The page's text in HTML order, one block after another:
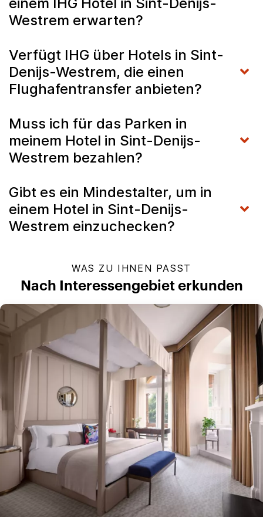
Westrem erwarten?
Verfügt IHG über Hotels in Sint-
Denijs-Westrem, die einen
Flughafentransfer anbieten?
Muss ich für das Parken in
meinem Hotel in Sint-Denijs-
Westrem bezahlen?
Gibt es ein Mindestalter, um in
einem Hotel in Sint-Denijs-
Westrem einzuchecken?
WAS ZU IHNEN PASST
Nach Interessengebiet erkunden